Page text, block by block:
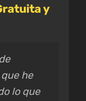
y
he
lo que